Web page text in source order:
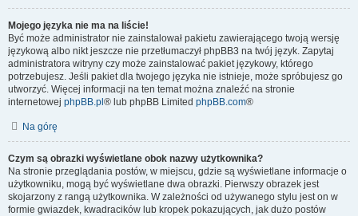
Mojego języka nie ma na liście!
Być może administrator nie zainstalował pakietu zawierającego twoją wersję
językową albo nikt jeszcze nie przetłumaczył phpBB3 na twój język. Zapytaj
administratora witryny czy może zainstalować pakiet językowy, którego
potrzebujesz. Jeśli pakiet dla twojego języka nie istnieje, może spróbujesz go
utworzyć. Więcej informacji na ten temat można znaleźć na stronie
internetowej phpBB.pl ® lub phpBB Limited phpBB.com®
Na górę
Czym są obrazki wyświetlane obok nazwy użytkownika?
Na stronie przeglądania postów, w miejscu, gdzie są wyświetlane informacje o
użytkowniku, mogą być wyświetlane dwa obrazki. Pierwszy obrazek jest
skojarzony z rangą użytkownika. W zależności od używanego stylu jest on w
formie gwiazdek, kwadracików lub kropek pokazujących, jak dużo postów